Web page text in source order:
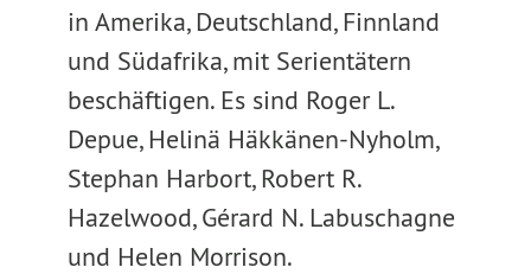
in Amerika, Deutschland, Finnland
und Südafrika, mit Serientätern
beschäftigen. Es sind Roger L.
Depue, Helinä Häkkänen-Nyholm,
Stephan Harbort, Robert R.
Hazelwood, Gérard N. Labuschagne
und Helen Morrison.